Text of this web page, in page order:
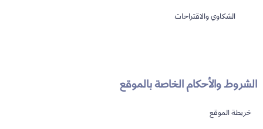
الشكاوي والاقتراحات
الشروط والأحكام الخاصة بالموقع
خريطة الموقع